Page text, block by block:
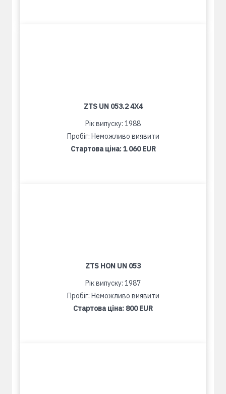
ZTS UN 053.2 4X4
Рік випуску: 1988
Пробіг: Неможливо виявити
Стартова ціна:1 060 EUR
ZTS HON UN 053
Рік випуску: 1987
Пробіг: Неможливо виявити
Стартова ціна: 800 EUR